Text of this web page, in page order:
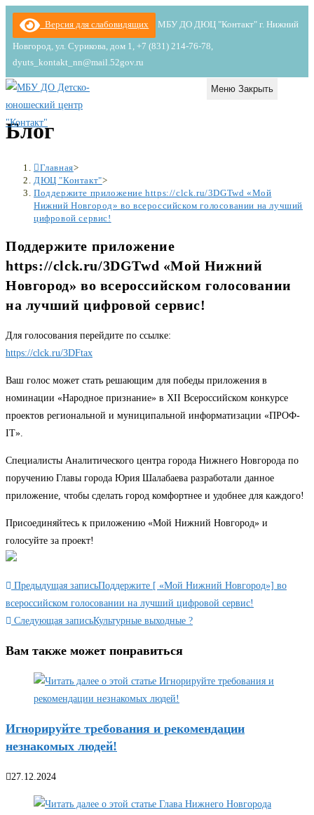
Перейти
содержимому
Версия для слабовидящих МБУ ДО ДЮЦ "Контакт" г. Нижний
Новгород, ул. Сурикова, дом 1, +7 (831) 214-76-78,
dyuts_kontakt_nn@mail.52gov.ru
Меню Закрыть
Блог
Главная>
ДЮЦ "Контакт">
Поддержите приложение https://clck.ru/3DGTwd «Мой
Нижний Новгород» во всероссийском голосовании на лучший
цифровой сервис!
Поддержите приложение
https://clck.ru/3DGTwd «Мой Нижний
Новгород» во всероссийском голосовании
на лучший цифровой сервис!
Для голосования перейдите по ссылке:
https://clck.ru/3DFtax
Ваш голос может стать решающим для победы приложения в
номинации «Народное признание» в XII Всероссийском конкурсе
проектов региональной и муниципальной информатизации «ПРОФ-
IT».
Специалисты Аналитического центра города Нижнего Новгорода по
поручению Главы города Юрия Шалабаева разработали данное
приложение, чтобы сделать город комфортнее и удобнее для каждого!
Присоединяйтесь к приложению «Мой Нижний Новгород» и
голосуйте за проект!
Читать
далее
статьи
Предыдущая записьПоддержите [ «Мой Нижний Новгород»] во
всероссийском голосовании на лучший цифровой сервис!
Следующая записьКультурные выходные ?
Вам также может понравиться
Игнорируйте требования и рекомендации
незнакомых людей!
27.12.2024